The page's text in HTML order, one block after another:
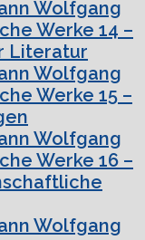
Wolfgang
Werke 14 –
Literatur
Wolfgang
Werke 15 –
Wolfgang
Werke 16 –
Wolfgang